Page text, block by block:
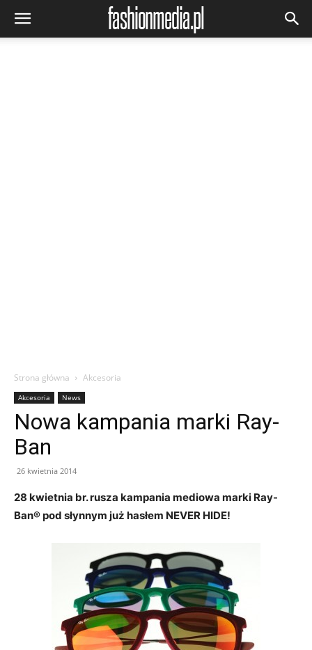
Strona główna Akcesoria
Akcesoria News
Nowa kampania marki Ray-
Ban
26 kwietnia 2014
28 kwietnia br. rusza kampania mediowa marki Ray-
Ban® pod słynnym już hasłem NEVER HIDE!